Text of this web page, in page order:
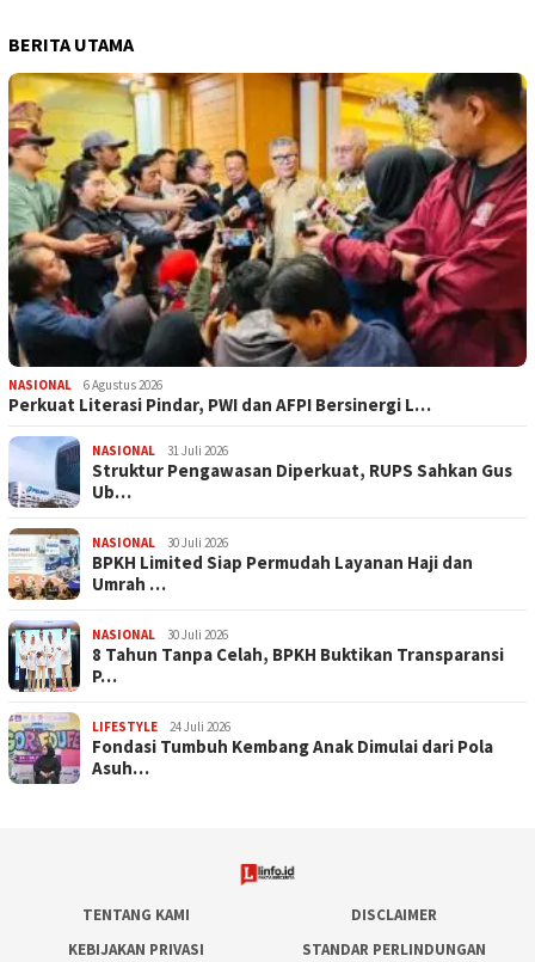
BERITA UTAMA
NASIONAL 6 Agustus 2026
Perkuat Literasi Pindar, PWI dan AFPI Bersinergi L…
NASIONAL 31 Juli 2026
​Struktur Pengawasan Diperkuat, RUPS Sahkan Gus
Ub…
NASIONAL 30 Juli 2026
BPKH Limited Siap Permudah Layanan Haji dan
Umrah …
NASIONAL 30 Juli 2026
​8 Tahun Tanpa Celah, BPKH Buktikan Transparansi
P…
LIFESTYLE 24 Juli 2026
Fondasi Tumbuh Kembang Anak Dimulai dari Pola
Asuh…
TENTANG KAMI
DISCLAIMER
KEBIJAKAN PRIVASI
STANDAR PERLINDUNGAN